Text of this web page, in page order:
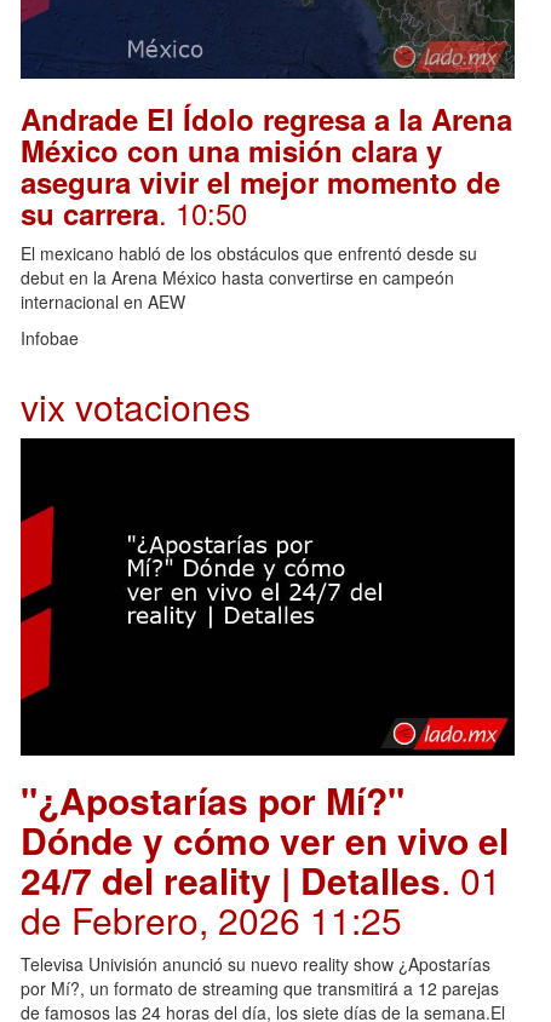
Andrade El Ídolo regresa a la Arena
México con una misión clara y
asegura vivir el mejor momento de
su carrera. 10:50
El mexicano habló de los obstáculos que enfrentó desde su
debut en la Arena México hasta convertirse en campeón
internacional en AEW
Infobae
vix votaciones
"¿Apostarías por Mí?"
Dónde y cómo ver en vivo el
24/7 del reality | Detalles. 01
de Febrero, 2026 11:25
Televisa Univisión anunció su nuevo reality show ¿Apostarías
por Mí?, un formato de streaming que transmitirá a 12 parejas
de famosos las 24 horas del día, los siete días de la semana.El